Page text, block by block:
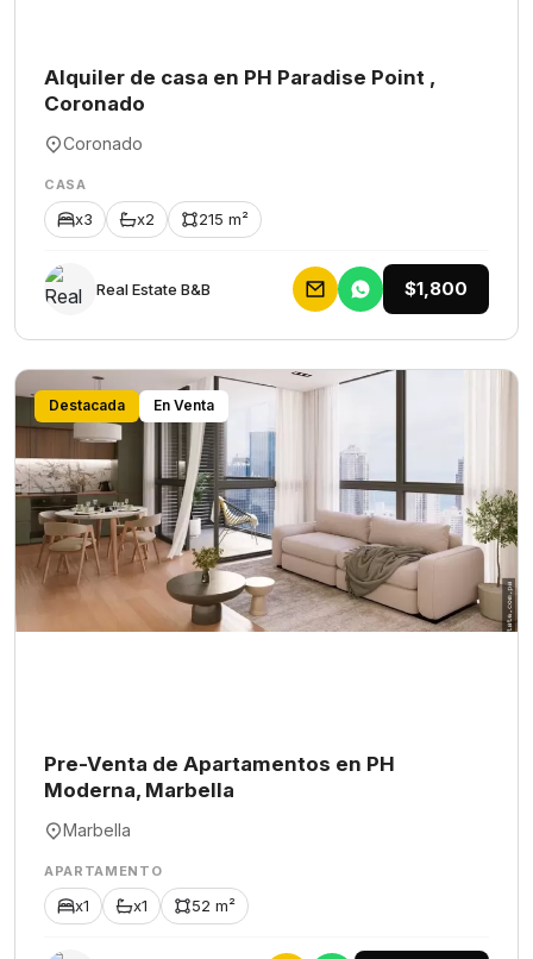
Alquiler de casa en PH Paradise Point ,
Coronado
Coronado
CASA
x3 x2 215 m²
Rеаl Еstаtе В&В $1,800
Destacada En Venta
Pre-Venta de Apartamentos en PH
Moderna, Marbella
Marbella
APARTAMENTO
x1 x1 52 m²